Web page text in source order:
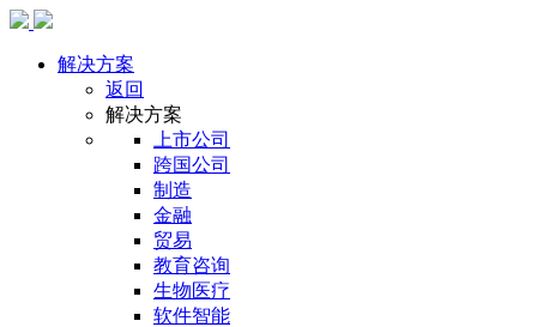
解决方案
返回
解决方案
上市公司
跨国公司
制造
金融
贸易
教育咨询
生物医疗
软件智能